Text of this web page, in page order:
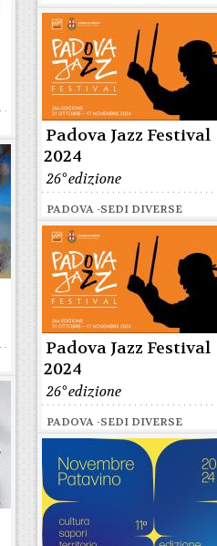
Padova Jazz Festival
2024
26° edizione
PADOVA -SEDI DIVERSE
Padova Jazz Festival
2024
26° edizione
PADOVA -SEDI DIVERSE